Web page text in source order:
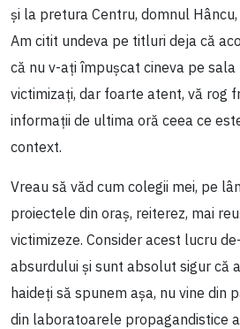
și la pretura Centru, domnul
Am citit undeva pe titluri deja că
că nu v-ați împușcat cineva pe sala
victimizați, dar foarte atent, vă rog
informații de ultima oră ceea ce
context.
Vreau să văd cum colegii mei, pe
proiectele din oraș, reiterez, mai
victimizeze. Consider acest lucru
absurdului și sunt absolut sigur că
haideți să spunem așa, nu vine din
din laboratoarele propagandistice